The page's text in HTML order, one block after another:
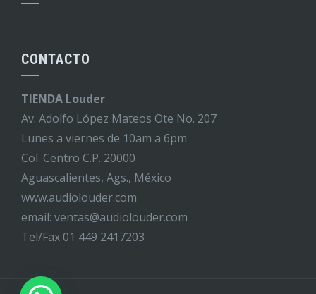
CONTACTO
TIENDA Louder
Av. Adolfo López Mateos Ote No. 207
Lunes a viernes de 10am a 6pm
Col. Centro C.P. 20000
Aguascalientes, Ags., México
www.audiolouder.com
email: ventas@audiolouder.com
Tel/Fax 01 449 2417203